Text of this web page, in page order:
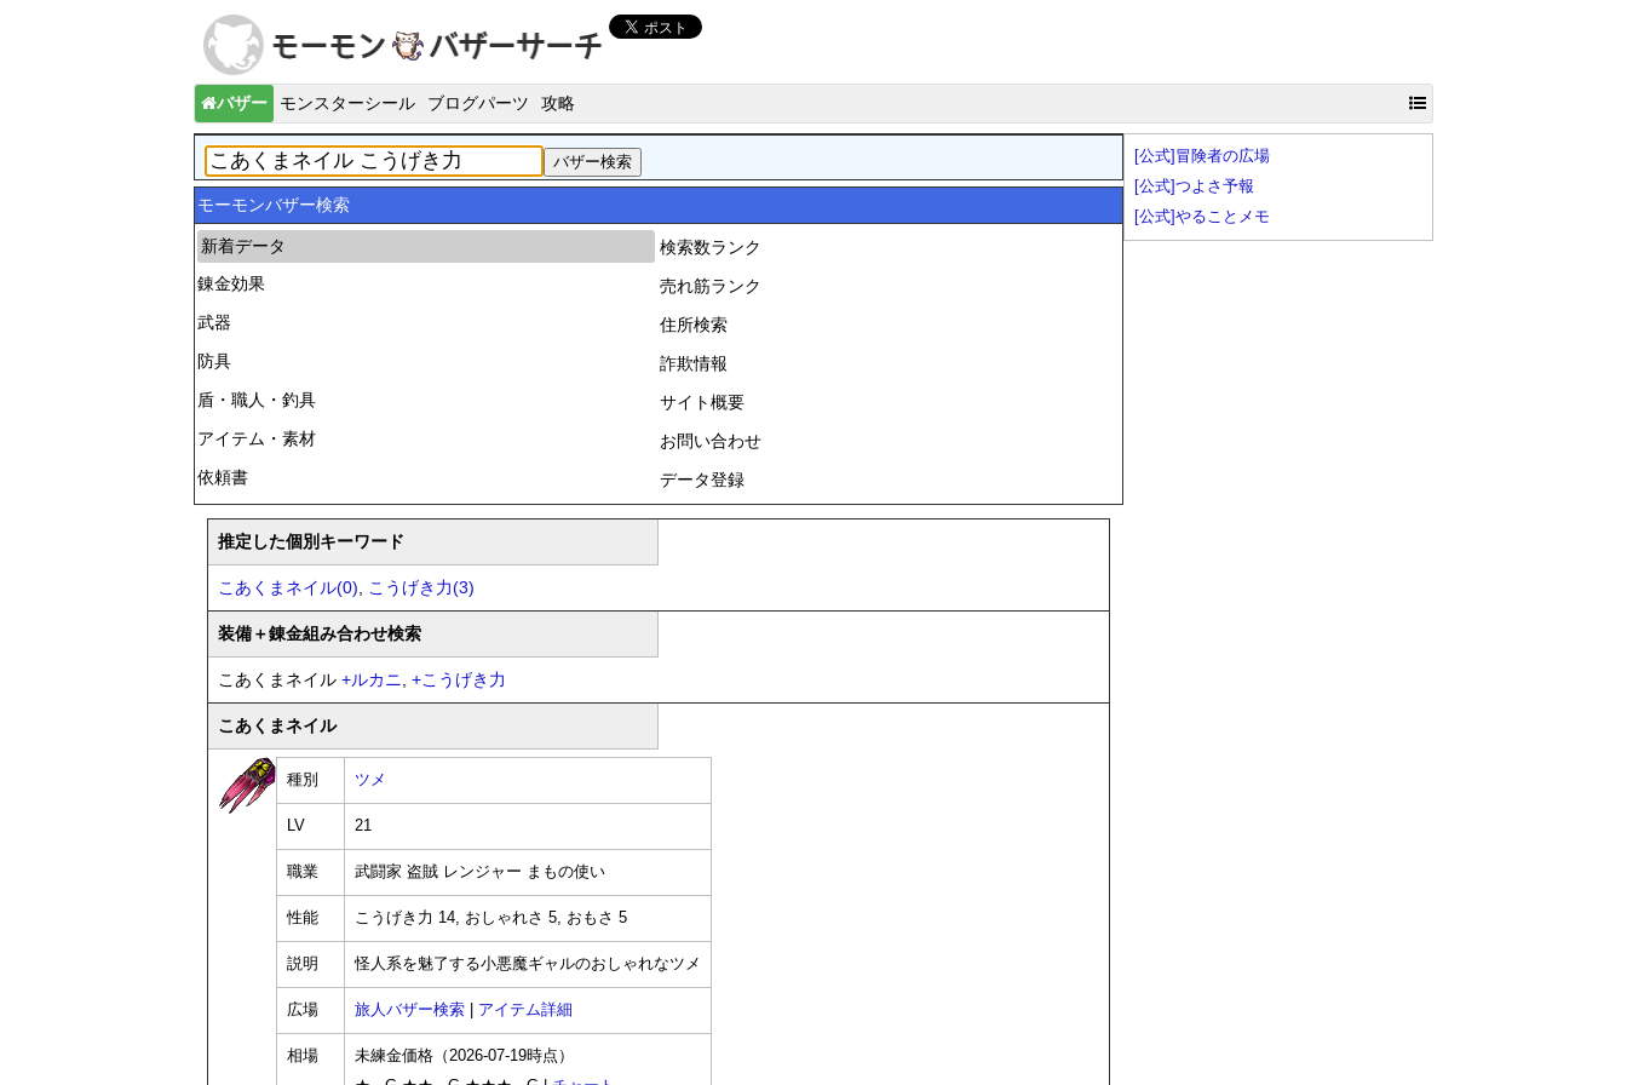
バザー モンスターシール ブログパーツ 攻略
モーモンバザー検索
新着データ
錬金効果
武器
防具
盾・職人・釣具
アイテム・素材
依頼書
検索数ランク
売れ筋ランク
住所検索
詐欺情報
サイト概要
お問い合わせ
データ登録
推定した個別キーワード
こあくまネイル(0), こうげき力(3)
装備＋錬金組み合わせ検索
こあくまネイル +ルカニ, +こうげき力
こあくまネイル
種別 ツメ
LV 21
職業 武闘家 盗賊 レンジャー まもの使い
性能 こうげき力 14, おしゃれさ 5, おもさ 5
説明 怪人系を魅了する小悪魔ギャルのおしゃれなツメ
広場 旅人バザー検索 アイテム詳細
相場
未練金価格（2026-07-19時点）
[公式]冒険者の広場
[公式]つよさ予報
[公式]やることメモ